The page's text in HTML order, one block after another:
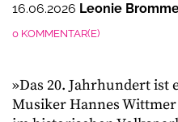
16.06.2026 Leonie
0 KOMMENTAR(E)
»Das 20. Jahrhundert ist
Musiker Hannes